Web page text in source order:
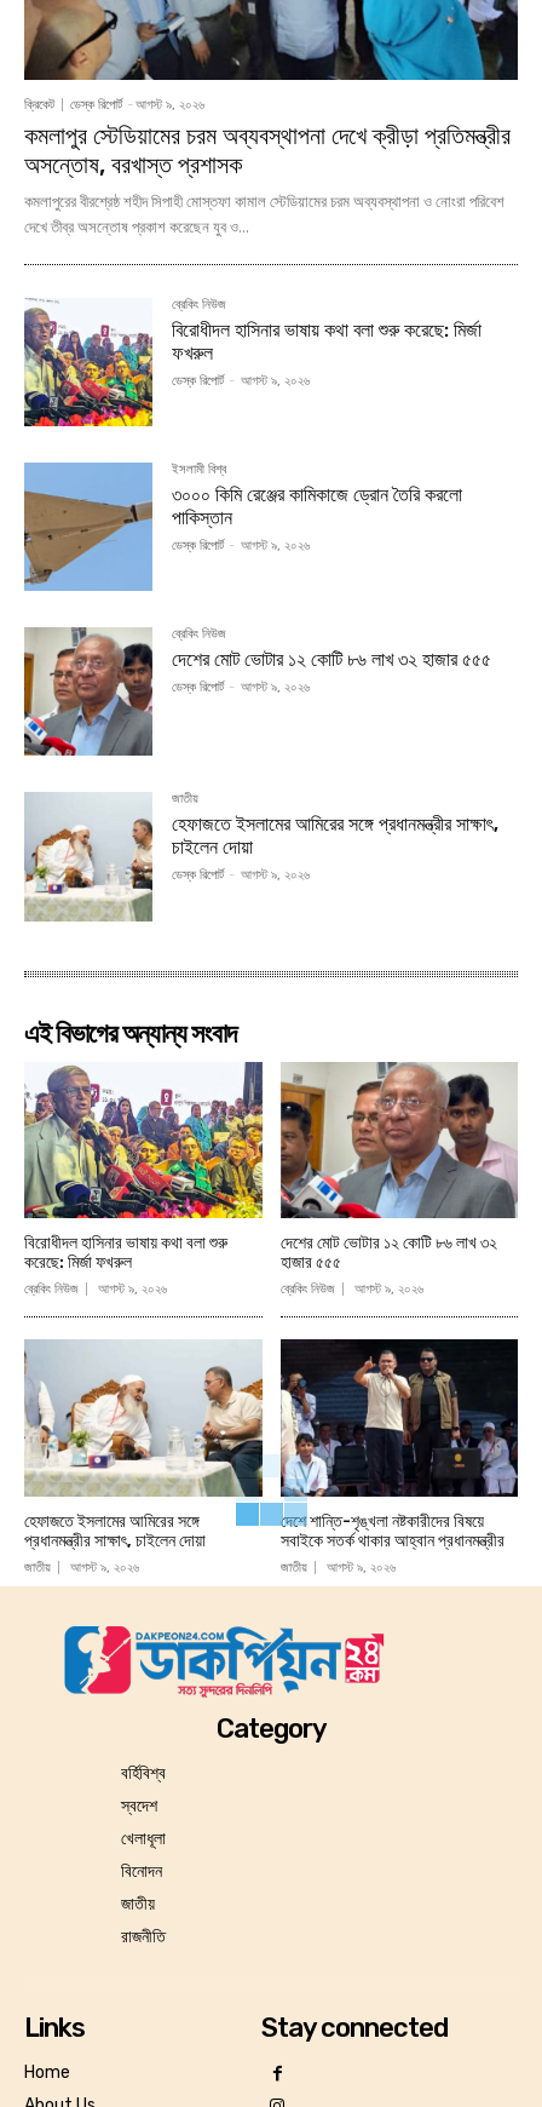
ক্রিকেট ডেস্ক রিপোর্ট - আগস্ট ৯, ২০২৬
কমলাপুর স্টেডিয়ামের চরম অব্যবস্থাপনা দেখে ক্রীড়া প্রতিমন্ত্রীর
অসন্তোষ, বরখাস্ত প্রশাসক
কমলাপুরের বীরশ্রেষ্ঠ শহীদ সিপাহী মোস্তফা কামাল স্টেডিয়ামের চরম অব্যবস্থাপনা ও নোংরা পরিবেশ
দেখে তীব্র অসন্তোষ প্রকাশ করেছেন যুব ও...
ব্রেকিং নিউজ
বিরোধীদল হাসিনার ভাষায় কথা বলা শুরু করেছে: মির্জা
ফখরুল
ডেস্ক রিপোর্ট - আগস্ট ৯, ২০২৬
ইসলামী বিশ্ব
৩০০০ কিমি রেঞ্জের কামিকাজে ড্রোন তৈরি করলো
পাকিস্তান
ডেস্ক রিপোর্ট - আগস্ট ৯, ২০২৬
ব্রেকিং নিউজ
দেশের মোট ভোটার ১২ কোটি ৮৬ লাখ ৩২ হাজার ৫৫৫
ডেস্ক রিপোর্ট - আগস্ট ৯, ২০২৬
জাতীয়
হেফাজতে ইসলামের আমিরের সঙ্গে প্রধানমন্ত্রীর সাক্ষাৎ,
চাইলেন দোয়া
ডেস্ক রিপোর্ট - আগস্ট ৯, ২০২৬
এই বিভাগের অন্যান্য সংবাদ
বিরোধীদল হাসিনার ভাষায় কথা বলা শুরু
করেছে: মির্জা ফখরুল
ব্রেকিং নিউজ আগস্ট ৯, ২০২৬
দেশের মোট ভোটার ১২ কোটি ৮৬ লাখ ৩২
হাজার ৫৫৫
ব্রেকিং নিউজ আগস্ট ৯, ২০২৬
হেফাজতে ইসলামের আমিরের সঙ্গে
প্রধানমন্ত্রীর সাক্ষাৎ, চাইলেন দোয়া
জাতীয় আগস্ট ৯, ২০২৬
দেশে শান্তি-শৃঙ্খলা নষ্টকারীদের বিষয়ে
সবাইকে সতর্ক থাকার আহ্বান প্রধানমন্ত্রীর
জাতীয় আগস্ট ৯, ২০২৬
Category
বর্হিবিশ্ব
স্বদেশ
খেলাধূলা
বিনোদন
জাতীয়
রাজনীতি
Links
Home
Stay connected